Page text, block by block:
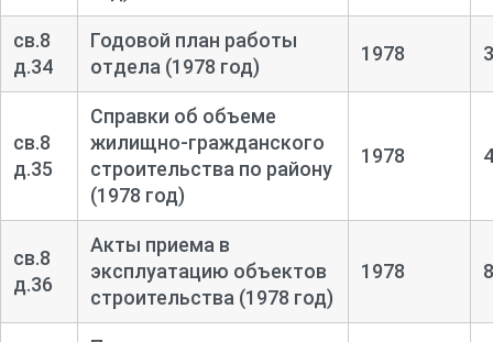
св.8
д.34
Годовой план работы
отдела (1978 год)
1978 3
св.8
д.35
Справки об объеме
жилищно-гражданского
строительства по району
(1978 год)
1978 4
св.8
д.36
Акты приема в
эксплуатацию объектов
строительства (1978 год)
1978